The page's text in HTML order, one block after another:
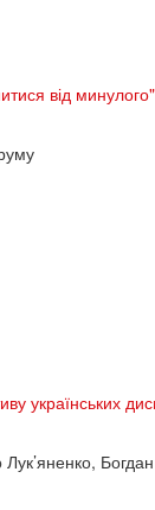
від
українських